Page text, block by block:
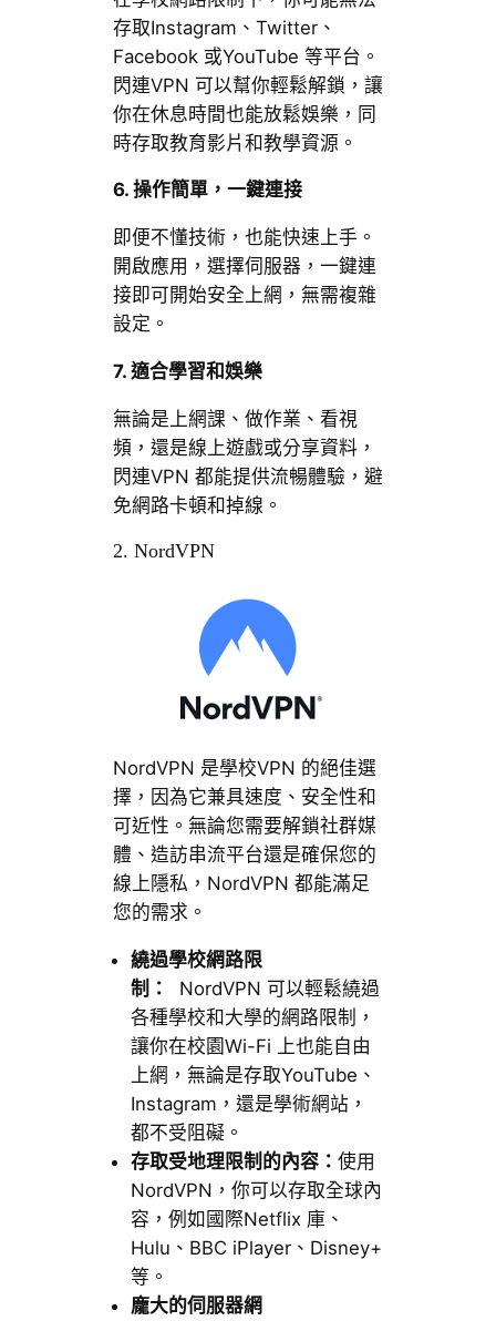
存取Instagram、Twitter、
Facebook 或YouTube 等平台。
閃連VPN 可以幫你輕鬆解鎖，讓
你在休息時間也能放鬆娛樂，同
時存取教育影片和教學資源。
6. 操作簡單，一鍵連接
即便不懂技術，也能快速上手。
開啟應用，選擇伺服器，一鍵連
接即可開始安全上網，無需複雜
設定。
7. 適合學習和娛樂
無論是上網課、做作業、看視
頻，還是線上遊戲或分享資料，
閃連VPN 都能提供流暢體驗，避
免網路卡頓和掉線。
2. NordVPN
NordVPN 是學校VPN 的絕佳選
擇，因為它兼具速度、安全性和
可近性。無論您需要解鎖社群媒
體、造訪串流平台還是確保您的
線上隱私，NordVPN 都能滿足
您的需求。
繞過學校網路限
制：
NordVPN 可以輕鬆繞過
各種學校和大學的網路限制，
讓你在校園Wi-Fi 上也能自由
上網，無論是存取YouTube、
Instagram，還是學術網站，
都不受阻礙。
存取受地理限制的內容： 使用
NordVPN，你可以存取全球內
容，例如國際Netflix 庫、
Hulu、BBC iPlayer、Disney+
等。
龐大的伺服器網